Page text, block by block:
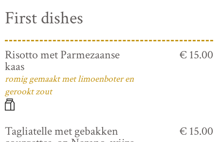
First dishes
Risotto met Parmezaanse
kaas
romig gemaakt met limoenboter en
gerookt zout
€ 15.00
Tagliatelle met gebakken € 15.00